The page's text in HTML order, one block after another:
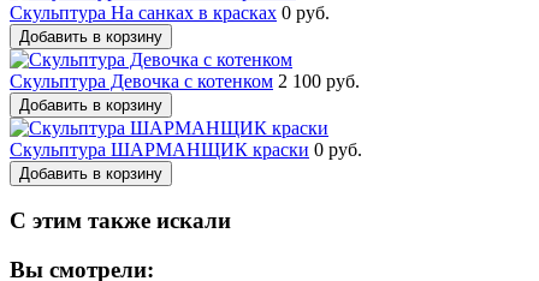
Скульптура На санках в красках 0 руб.
Добавить в корзину
Скульптура Девочка с котенком 2 100 руб.
Добавить в корзину
Скульптура ШАРМАНЩИК краски 0 руб.
Добавить в корзину
С этим также искали
Вы смотрели: